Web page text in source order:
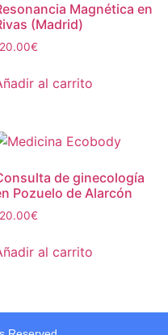
Magnética en
(Madrid)
€
al carrito
de ginecología
Pozuelo de Alarcón
€
al carrito